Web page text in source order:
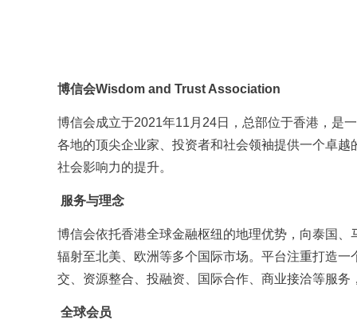
博信会Wisdom and Trust Association
博信会成立于2021年11月24日，总部位于香港，是
各地的顶尖企业家、投资者和社会领袖提供一个卓
社会影响力的提升。
服务与理念
博信会依托香港全球金融枢纽的地理优势，向泰国
辐射至北美、欧洲等多个国际市场。平台注重打造
交、资源整合、投融资、国际合作、商业接洽等服
全球会员